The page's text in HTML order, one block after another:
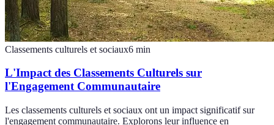
Classements culturels et sociaux6 min
L'Impact des Classements Culturels sur
l'Engagement Communautaire
Les classements culturels et sociaux ont un impact significatif sur
l'engagement communautaire. Explorons leur influence en